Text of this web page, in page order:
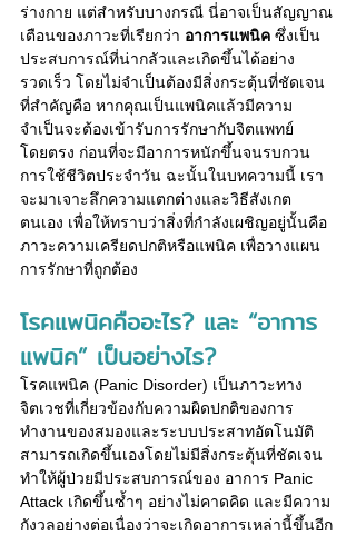
ร่างกาย แต่สำหรับบางกรณี นี่อาจเป็นสัญญาณ
เตือนของภาวะที่เรียกว่า อาการแพนิค ซึ่งเป็น
ประสบการณ์ที่น่ากลัวและเกิดขึ้นได้อย่าง
รวดเร็ว โดยไม่จำเป็นต้องมีสิ่งกระตุ้นที่ชัดเจน
ที่สำคัญคือ หากคุณเป็นแพนิคแล้วมีความ
จำเป็นจะต้องเข้ารับการรักษากับจิตแพทย์
โดยตรง ก่อนที่จะมีอาการหนักขึ้นจนรบกวน
การใช้ชีวิตประจำวัน ฉะนั้นในบทความนี้ เรา
จะมาเจาะลึกความแตกต่างและวิธีสังเกต
ตนเอง เพื่อให้ทราบว่าสิ่งที่กำลังเผชิญอยู่นั้นคือ
ภาวะความเครียดปกติหรือแพนิค เพื่อวางแผน
การรักษาที่ถูกต้อง
โรคแพนิคคืออะไร? และ “อาการ
แพนิค” เป็นอย่างไร?
โรคแพนิค (Panic Disorder) เป็นภาวะทาง
จิตเวชที่เกี่ยวข้องกับความผิดปกติของการ
ทำงานของสมองและระบบประสาทอัตโนมัติ
สามารถเกิดขึ้นเองโดยไม่มีสิ่งกระตุ้นที่ชัดเจน
ทำให้ผู้ป่วยมีประสบการณ์ของ อาการ Panic
Attack เกิดขึ้นซ้ำๆ อย่างไม่คาดคิด และมีความ
กังวลอย่างต่อเนื่องว่าจะเกิดอาการเหล่านี้ขึ้นอีก